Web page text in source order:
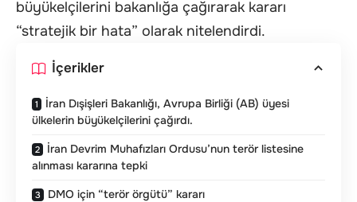
büyükelçilerini bakanlığa çağırarak kararı
“stratejik bir hata” olarak nitelendirdi.
İçerikler
İran Dışişleri Bakanlığı, Avrupa Birliği (AB) üyesi
ülkelerin büyükelçilerini çağırdı.
İran Devrim Muhafızları Ordusu’nun terör listesine
alınması kararına tepki
DMO için “terör örgütü” kararı